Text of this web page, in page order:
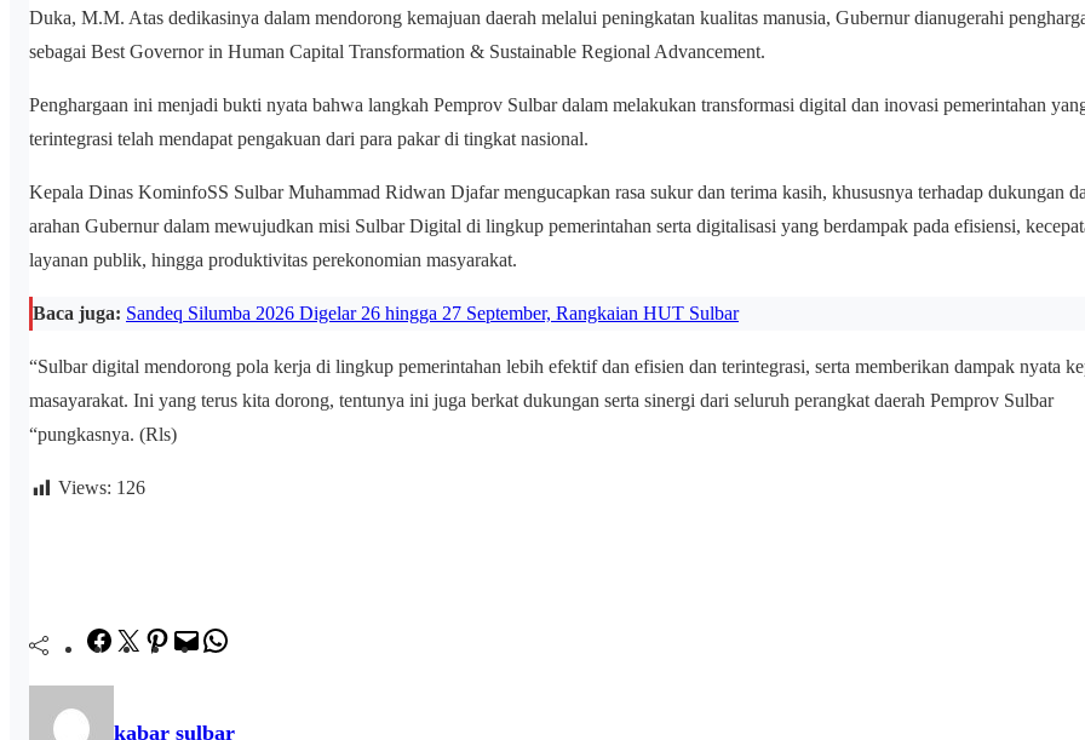
Duka, M.M. Atas dedikasinya dalam mendorong kemajuan daerah melalui peningkatan kualitas manusia, Gubernur dianugerahi
sebagai Best Governor in Human Capital Transformation & Sustainable Regional Advancement.
Penghargaan ini menjadi bukti nyata bahwa langkah Pemprov Sulbar dalam melakukan transformasi digital dan inovasi pemerintahan
terintegrasi telah mendapat pengakuan dari para pakar di tingkat nasional.
Kepala Dinas KominfoSS Sulbar Muhammad Ridwan Djafar mengucapkan rasa sukur dan terima kasih, khususnya terhadap dukungan
arahan Gubernur dalam mewujudkan misi Sulbar Digital di lingkup pemerintahan serta digitalisasi yang berdampak pada efisiensi,
layanan publik, hingga produktivitas perekonomian masyarakat.
Baca juga: Sandeq Silumba 2026 Digelar 26 hingga 27 September, Rangkaian HUT Sulbar
“Sulbar digital mendorong pola kerja di lingkup pemerintahan lebih efektif dan efisien dan terintegrasi, serta memberikan dampak nyata
masayarakat. Ini yang terus kita dorong, tentunya ini juga berkat dukungan serta sinergi dari seluruh perangkat daerah Pemprov Sulbar
“pungkasnya. (Rls)
Views: 126
Facebook
TwitterPinterest
Mail
kabar sulbar